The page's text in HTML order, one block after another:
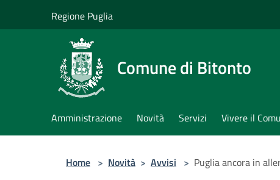
Regione Puglia
Comune di Bitonto
Amministrazione Novità Servizi Vivere il
Home > Novità > Avvisi > Puglia ancora in